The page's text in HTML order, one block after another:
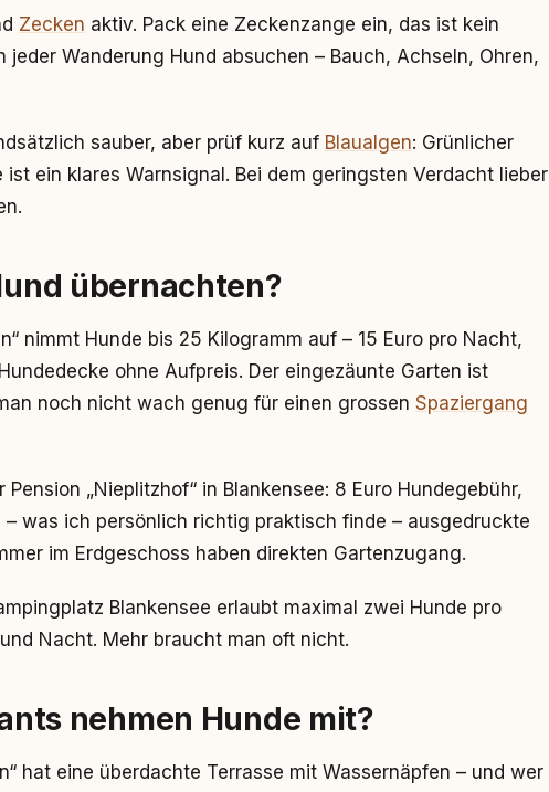
Zecken aktiv. Pack eine Zeckenzange ein, das ist kein
jeder Wanderung Hund absuchen – Bauch, Achseln, Ohren,
sauber, aber prüf kurz auf Blaualgen: Grünlicher
ein klares Warnsignal. Bei dem geringsten Verdacht lieber
übernachten?
nimmt Hunde bis 25 Kilogramm auf – 15 Euro pro Nacht,
ohne Aufpreis. Der eingezäunte Garten ist
noch nicht wach genug für einen grossen Spaziergang
„Nieplitzhof“ in Blankensee: 8 Euro Hundegebühr,
was ich persönlich richtig praktisch finde – ausgedruckte
im Erdgeschoss haben direkten Gartenzugang.
Blankensee erlaubt maximal zwei Hunde pro
Nacht. Mehr braucht man oft nicht.
nehmen Hunde mit?
hat eine überdachte Terrasse mit Wassernäpfen – und wer